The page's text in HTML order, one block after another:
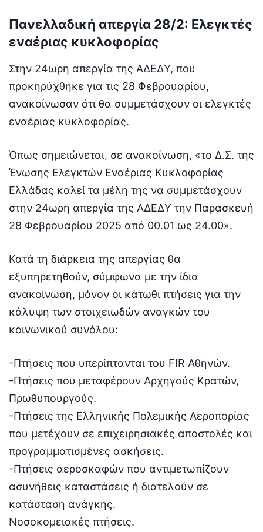
Πανελλαδική απεργία 28/2: Ελεγκτές
εναέριας κυκλοφορίας
Στην 24ωρη απεργία της ΑΔΕΔΥ, που
προκηρύχθηκε για τις 28 Φεβρουαρίου,
ανακοίνωσαν ότι θα συμμετάσχουν οι ελεγκτές
εναέριας κυκλοφορίας.
Όπως σημειώνεται, σε ανακοίνωση, «το Δ.Σ. της
Ένωσης Ελεγκτών Εναέριας Κυκλοφορίας
Ελλάδας καλεί τα μέλη της να συμμετάσχουν
στην 24ωρη απεργία της ΑΔΕΔΥ την Παρασκευή
28 Φεβρουαρίου 2025 από 00.01 ως 24.00».
Κατά τη διάρκεια της απεργίας θα
εξυπηρετηθούν, σύμφωνα με την ίδια
ανακοίνωση, μόνον οι κάτωθι πτήσεις για την
κάλυψη των στοιχειωδών αναγκών του
κοινωνικού συνόλου:
-Πτήσεις που υπερίπτανται του FIR Αθηνών.
-Πτήσεις που μεταφέρουν Αρχηγούς Κρατών,
Πρωθυπουργούς.
-Πτήσεις της Ελληνικής Πολεμικής Αεροπορίας
που μετέχουν σε επιχειρησιακές αποστολές και
προγραμματισμένες ασκήσεις.
-Πτήσεις αεροσκαφών που αντιμετωπίζουν
ασυνήθεις καταστάσεις ή διατελούν σε
κατάσταση ανάγκης.
Νοσοκομειακές πτήσεις.